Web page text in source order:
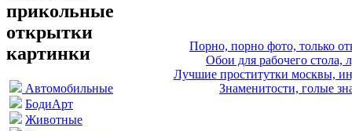
прикольные
открытки
картинки
Автомобильные
БодиАрт
Животные
Порно, порно фото, только
Обои для рабочего стола,
Лучшие проститутки москвы,
Знаменитости, голые